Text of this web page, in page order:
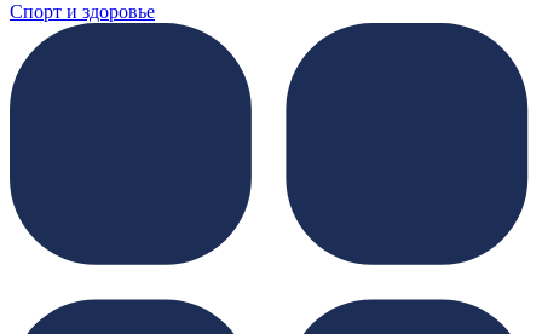
Спорт и здоровье